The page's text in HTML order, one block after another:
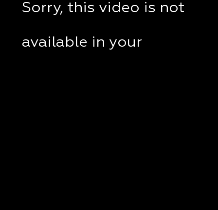
Sorry, this video is not
available in your